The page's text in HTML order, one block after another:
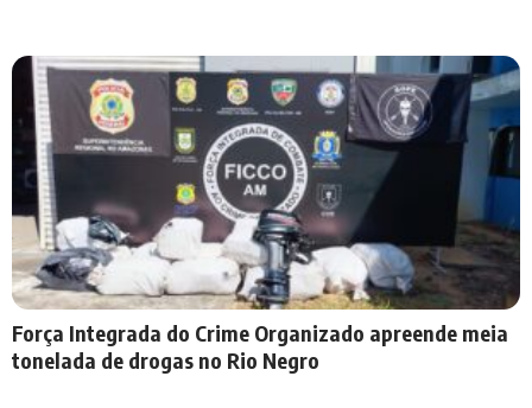
Força Integrada do Crime Organizado apreende meia
tonelada de drogas no Rio Negro